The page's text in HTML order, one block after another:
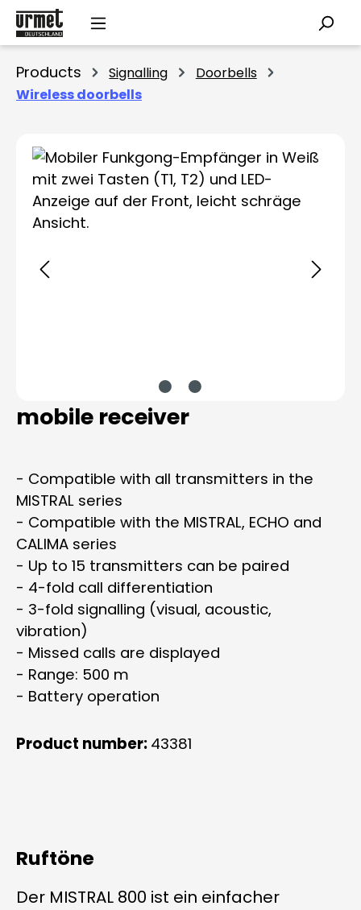
Skip to main content
Products Signalling
Doorbells
Wireless doorbells
Skip image gallery
mobile receiver
- Compatible with all transmitters in the
MISTRAL series
- Compatible with the MISTRAL, ECHO and
CALIMA series
- Up to 15 transmitters can be paired
- 4-fold call differentiation
- 3-fold signalling (visual, acoustic,
vibration)
- Missed calls are displayed
- Range: 500 m
- Battery operation
Product number: 43381
Ruftöne
Der MISTRAL 800 ist ein einfacher